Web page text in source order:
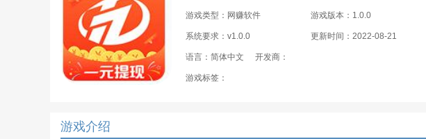
游戏类型：网赚软件 游戏版本：1.0.0
系统要求：v1.0.0 更新时间：2022-08-21
语言：简体中文 开发商：
游戏标签：
游戏介绍